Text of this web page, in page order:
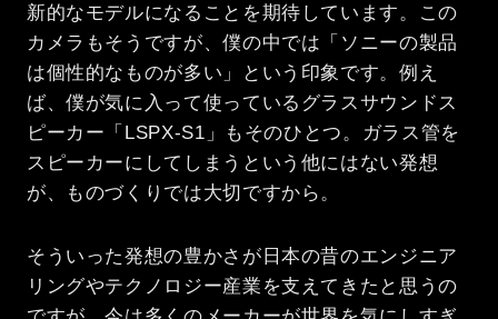
新的なモデルになることを期待しています。この
カメラもそうですが、僕の中では「ソニーの製品
は個性的なものが多い」という印象です。例え
ば、僕が気に入って使っているグラスサウンドス
ピーカー「LSPX-S1」もそのひとつ。ガラス管を
スピーカーにしてしまうという他にはない発想
が、ものづくりでは大切ですから。
そういった発想の豊かさが日本の昔のエンジニア
リングやテクノロジー産業を支えてきたと思うの